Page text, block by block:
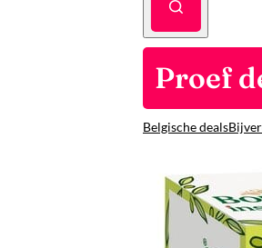
Proef
Belgische deals